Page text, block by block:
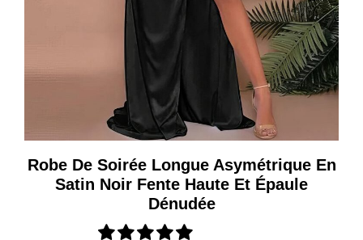
Robe De Soirée Longue Asymétrique En
Satin Noir Fente Haute Et Épaule
Dénudée